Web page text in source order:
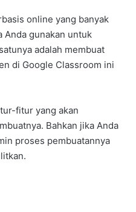
online yang banyak
Anda gunakan untuk
adalah membuat
di Google Classroom ini
fitur yang akan
Bahkan jika Anda
proses pembuatannya